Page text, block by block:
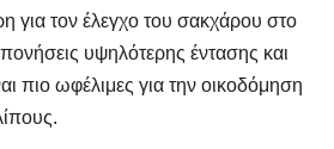
για τον έλεγχο του σακχάρου στο
υψηλότερης έντασης και
πιο ωφέλιμες για την οικοδόμηση